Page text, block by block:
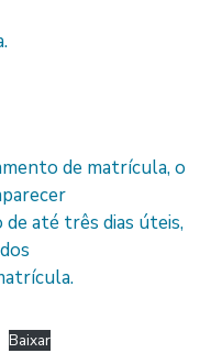
de matrícula, o
de até três dias úteis,
Baixar